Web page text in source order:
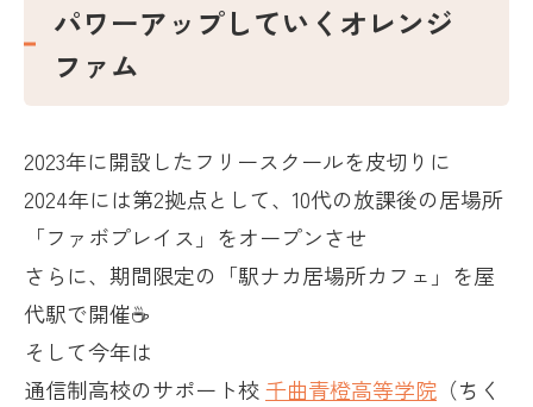
パワーアップしていくオレンジ
ファム
2023年に開設したフリースクールを皮切りに
2024年には第2拠点として、 10代の放課後の居場所
「ファボプレイス」をオープンさせ
さらに、期間限定の「駅ナカ居場所カフェ」を屋
代駅で開催☕
そして今年は
通信制高校のサポート校千曲青橙高等学院 （ちく